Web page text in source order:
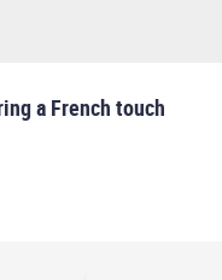
a French touch